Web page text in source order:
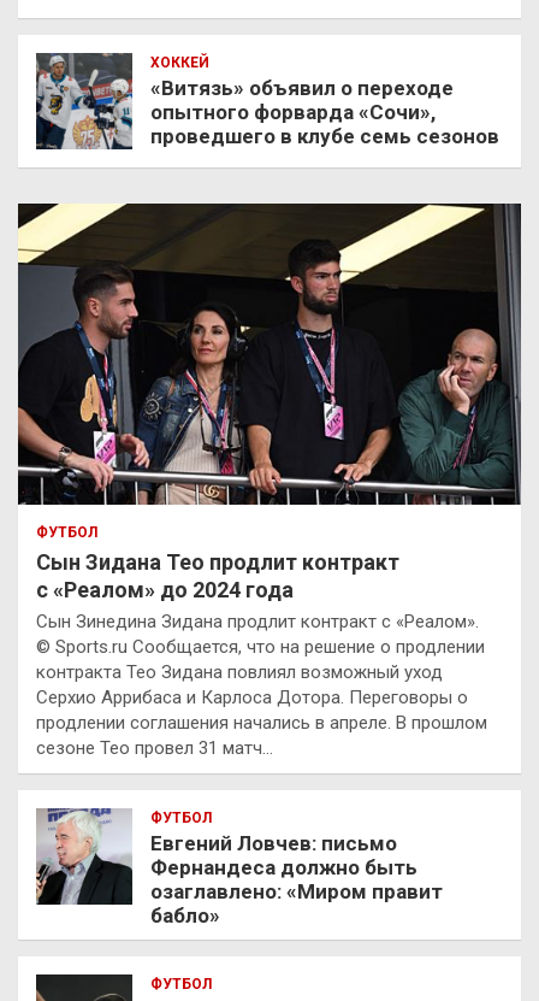
ХОККЕЙ
«Витязь» объявил о переходе
опытного форварда «Сочи»,
проведшего в клубе семь сезонов
ФУТБОЛ
Сын Зидана Тео продлит контракт
с «Реалом» до 2024 года
Сын Зинедина Зидана продлит контракт с «Реалом».
© Sports.ru Сообщается, что на решение о продлении
контракта Тео Зидана повлиял возможный уход
Серхио Аррибаса и Карлоса Дотора. Переговоры о
продлении соглашения начались в апреле. В прошлом
сезоне Тео провел 31 матч…
ФУТБОЛ
Евгений Ловчев: письмо
Фернандеса должно быть
озаглавлено: «Миром правит
бабло»
ФУТБОЛ